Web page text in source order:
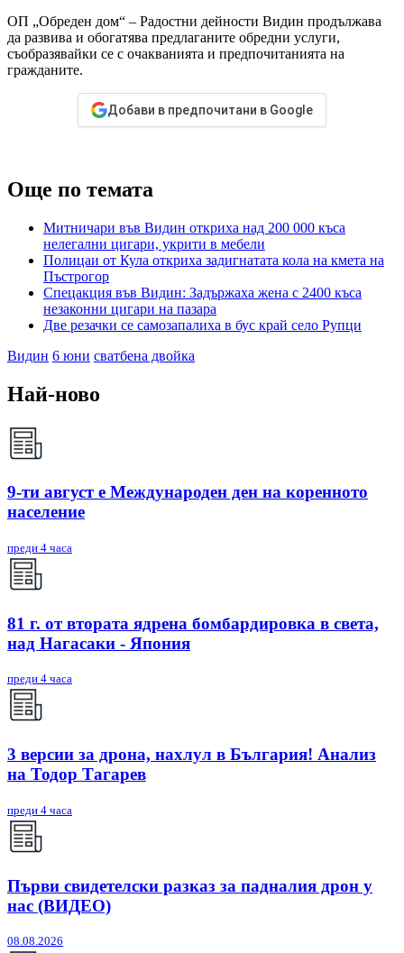
ОП „Обреден дом“ – Радостни дейности Видин продължава
да развива и обогатява предлаганите обредни услуги,
съобразявайки се с очакванията и предпочитанията на
гражданите.
Добави в предпочитани в Google
Още по темата
Митничари във Видин откриха над 200 000 къса
нелегални цигари, укрити в мебели
Полицаи от Кула откриха задигнатата кола на кмета на
Пъстрогор
Спецакция във Видин: Задържаха жена с 2400 къса
незаконни цигари на пазара
Две резачки се самозапалиха в бус край село Рупци
Видин 6 юни сватбена двойка
Най-ново
9-ти август е Международен ден на коренното
население
преди 4 часа
81 г. от втората ядрена бомбардировка в света,
над Нагасаки - Япония
преди 4 часа
3 версии за дрона, нахлул в България! Анализ
на Тодор Тагарев
преди 4 часа
Първи свидетелски разказ за падналия дрон у
нас (ВИДЕО)
08.08.2026